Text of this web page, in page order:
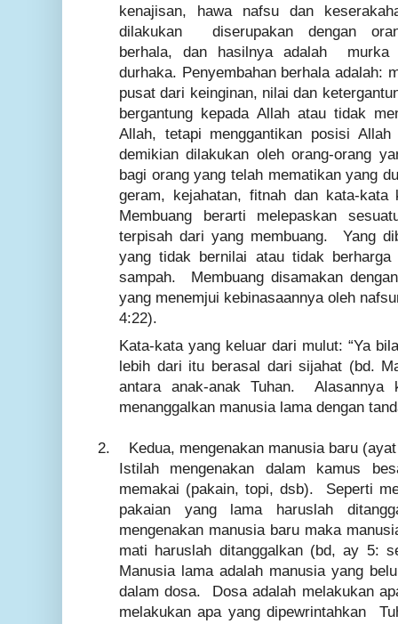
kenajisan, hawa nafsu dan
dilakukan diserupakan dengan
berhala, dan hasilnya adalah murka
durhaka. Penyembahan berhala adalah:
pusat dari keinginan, nilai dan
bergantung kepada Allah atau tidak
Allah, tetapi menggantikan posisi
demikian dilakukan oleh orang-orang
bagi orang yang telah mematikan yang
geram, kejahatan, fitnah dan kata-
Membuang berarti melepaskan
terpisah dari yang membuang. Yang
yang tidak bernilai atau tidak berharga
sampah. Membuang disamakan
yang menemjui kebinasaannya oleh
4:22).
Kata-kata yang keluar dari mulut: “Ya
lebih dari itu berasal dari sijahat (bd.
antara anak-anak Tuhan. Alasannya
menanggalkan manusia lama dengan
2.
Kedua, mengenakan manusia baru
Istilah mengenakan dalam kamus
memakai (pakain, topi, dsb). Seperti
pakaian yang lama haruslah
mengenakan manusia baru maka
mati haruslah ditanggalkan (bd, ay 5:
Manusia lama adalah manusia yang
dalam dosa. Dosa adalah melakukan
melakukan apa yang dipewrintahkan